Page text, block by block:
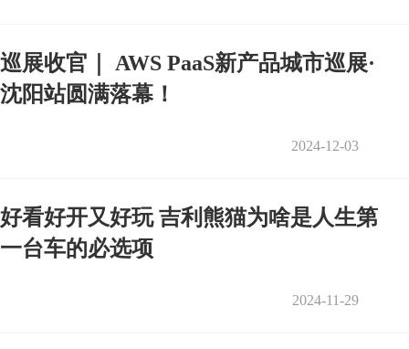
巡展收官｜ AWS PaaS新产品城市巡展·
沈阳站圆满落幕！
2024-12-03
好看好开又好玩 吉利熊猫为啥是人生第
一台车的必选项
2024-11-29